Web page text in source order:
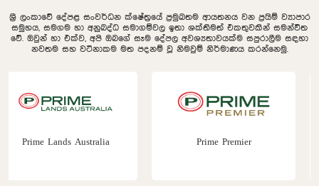
ශ්‍රී ලංකාවේ දේපළ සංවර්ධන ක්ෂේත්‍රයේ ප්‍රමුඛතම ආයතනය වන ප්‍රයිම් ව්‍යාපාර
සමුහය, සමගම හා අනුබද්ධ සමාගම්වල ඉතා ශක්තිමත් එකතුවකින් සමන්විත
වේ. ඔවුන් හා එක්ව, අපි ඔබගේ සෑම දේපල අවශ්‍යතාවයක්ම සපුරාලීම සඳහා
නවතම සහ වටිනාකම මත පදනම් වූ නිමවුම් නිර්මාණය කරන්නෙමු.
Prime Premier Prime Construction